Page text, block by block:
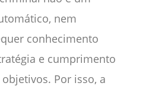
nem
conhecimento
e cumprimento
Por isso, a